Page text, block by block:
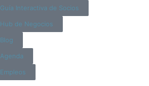
Guía Interactiva de Socios
Hub de Negocios
Blog
Agenda
Empleos